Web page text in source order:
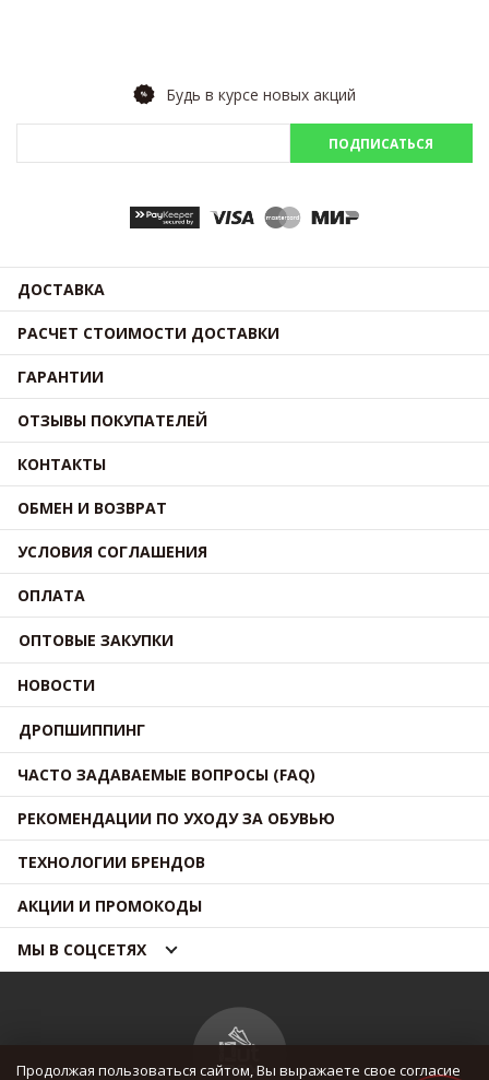
Будь в курсе новых акций
ПОДПИСАТЬСЯ
ДОСТАВКА
РАСЧЕТ СТОИМОСТИ ДОСТАВКИ
ГАРАНТИИ
ОТЗЫВЫ ПОКУПАТЕЛЕЙ
КОНТАКТЫ
ОБМЕН И ВОЗВРАТ
УСЛОВИЯ СОГЛАШЕНИЯ
ОПЛАТА
ОПТОВЫЕ ЗАКУПКИ
НОВОСТИ
ДРОПШИППИНГ
ЧАСТО ЗАДАВАЕМЫЕ ВОПРОСЫ (FAQ)
РЕКОМЕНДАЦИИ ПО УХОДУ ЗА ОБУВЬЮ
ТЕХНОЛОГИИ БРЕНДОВ
АКЦИИ И ПРОМОКОДЫ
МЫ В СОЦСЕТЯХ
Продолжая пользоваться сайтом, Вы выражаете свое согласие